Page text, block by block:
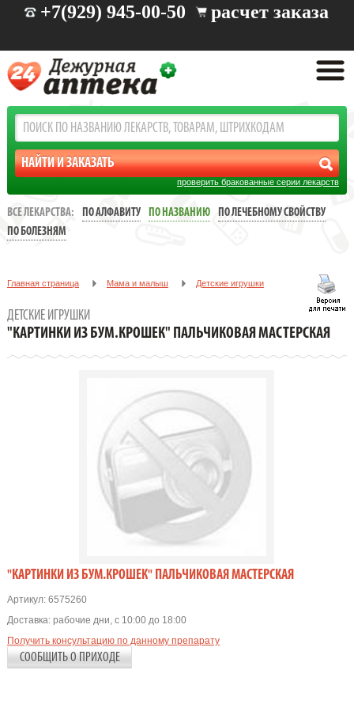
+7(929) 945-00-50 расчет заказа
проверить бракованные серии лекарств
ВСЕ ЛЕКАРСТВА: ПО АЛФАВИТУ ПО НАЗВАНИЮ
ПО ЛЕЧЕБНОМУ СВОЙСТВУ
ПО БОЛЕЗНЯМ
Главная страница Мама и малыш Детские игрушки
ДЕТСКИЕ ИГРУШКИ
"КАРТИНКИ ИЗ БУМ.КРОШЕК" ПАЛЬЧИКОВАЯ МАСТЕРСКАЯ
"КАРТИНКИ ИЗ БУМ.КРОШЕК" ПАЛЬЧИКОВАЯ МАСТЕРСКАЯ
Артикул:6575260
Доставка: рабочие дни, с 10:00 до 18:00
Получить консультацию по данному препарату
СООБЩИТЬ О ПРИХОДЕ